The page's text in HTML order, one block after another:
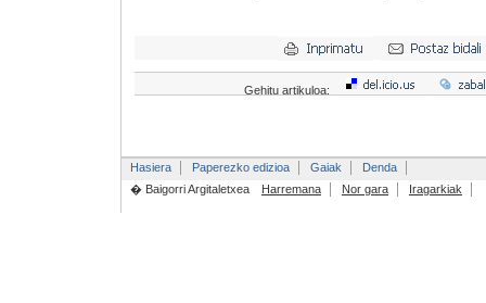
Gehitu artikuloa:
Hasiera Paperezko edizioa Gaiak
Denda
� Baigorri Argitaletxea
Harremana Nor gara Iragarkiak